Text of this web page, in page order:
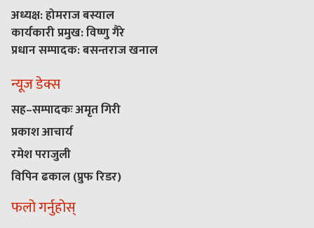
अध्यक्ष: होमराज बस्याल
कार्यकारी प्रमुख: विष्णु गैरे
प्रधान सम्पादक: बसन्तराज खनाल
न्यूज डेक्स
सह–सम्पादकः अमृत गिरी
प्रकाश आचार्य
रमेश पराजुली
विपिन ढकाल (प्रुफ रिडर)
फलो गर्नुहोस्